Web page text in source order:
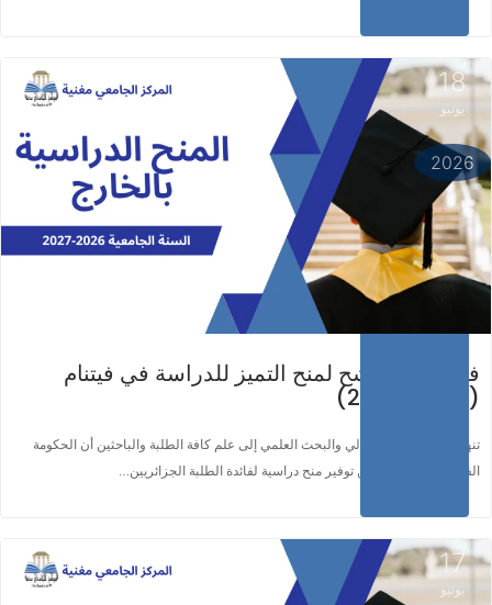
18
يونيو
2026
فتح باب الترشح لمنح التميز للدراسة في فيتنام
(2026-2027)
تنهي وزارة التعليم العالي والبحث العلمي إلى علم كافة الطلبة والباحثين أن الحكومة
الفيتنامية قد أعلنت عن توفير منح دراسية لفائدة الطلبة الجزائريين…
اقرأ المزيد ...
17
يونيو